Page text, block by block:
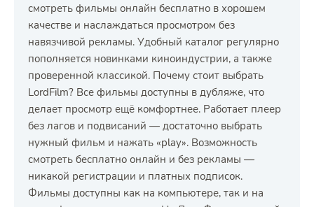
смотреть фильмы онлайн бесплатно в хорошем
качестве и наслаждаться просмотром без
навязчивой рекламы. Удобный каталог регулярно
пополняется новинками киноиндустрии, а также
проверенной классикой. Почему стоит выбрать
LordFilm? Все фильмы доступны в дубляже, что
делает просмотр ещё комфортнее. Работает плеер
без лагов и подвисаний — достаточно выбрать
нужный фильм и нажать «play». Возможность
смотреть бесплатно онлайн и без рекламы —
никакой регистрации и платных подписок.
Фильмы доступны как на компьютере, так и на